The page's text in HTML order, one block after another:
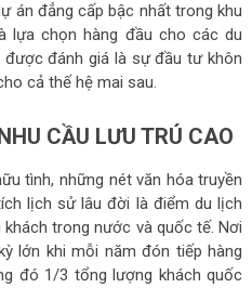
án đẳng cấp bậc nhất trong khu
lựa chọn hàng đầu cho các du
đánh giá là sự đầu tư khôn
cả thế hệ mai sau.
CẦU LƯU TRÚ CAO
tình, những nét văn hóa truyền
lịch sử lâu đời là điểm du lịch
trong nước và quốc tế. Nơi
lớn khi mỗi năm đón tiếp hàng
đó 1/3 tổng lượng khách quốc